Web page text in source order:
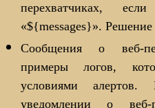
перехватчиках,
«${messages}». Решение
Сообщения о веб-
примеры логов,
условиями
уведомлении о веб-